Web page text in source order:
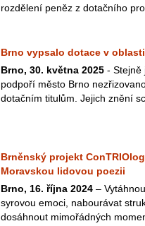
rozdělení peněz z dotačního
Brno vypsalo dotace v
Brno, 30. května 2025 - Stejně
podpoří město Brno
dotačním titulům. Jejich znění
Brněnský projekt
Moravskou lidovou poezii
Brno, 16. října 2024 –
syrovou emoci, nabourávat
dosáhnout mimořádných